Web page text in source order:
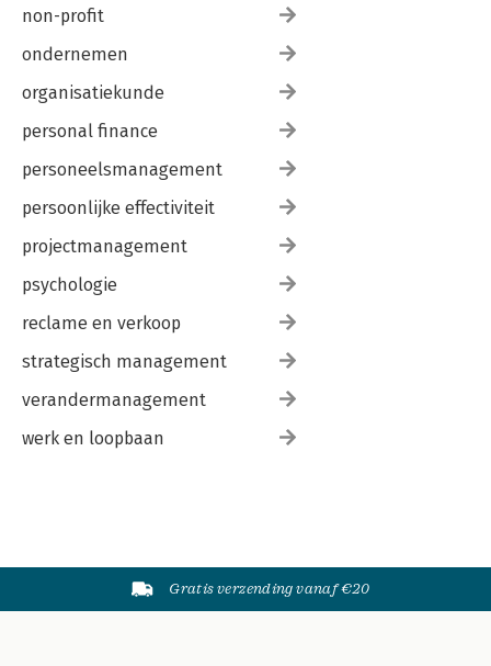
non-profit
ondernemen
organisatiekunde
personal finance
personeelsmanagement
persoonlijke effectiviteit
projectmanagement
psychologie
reclame en verkoop
strategisch management
verandermanagement
werk en loopbaan
Gratis verzending vanaf €20